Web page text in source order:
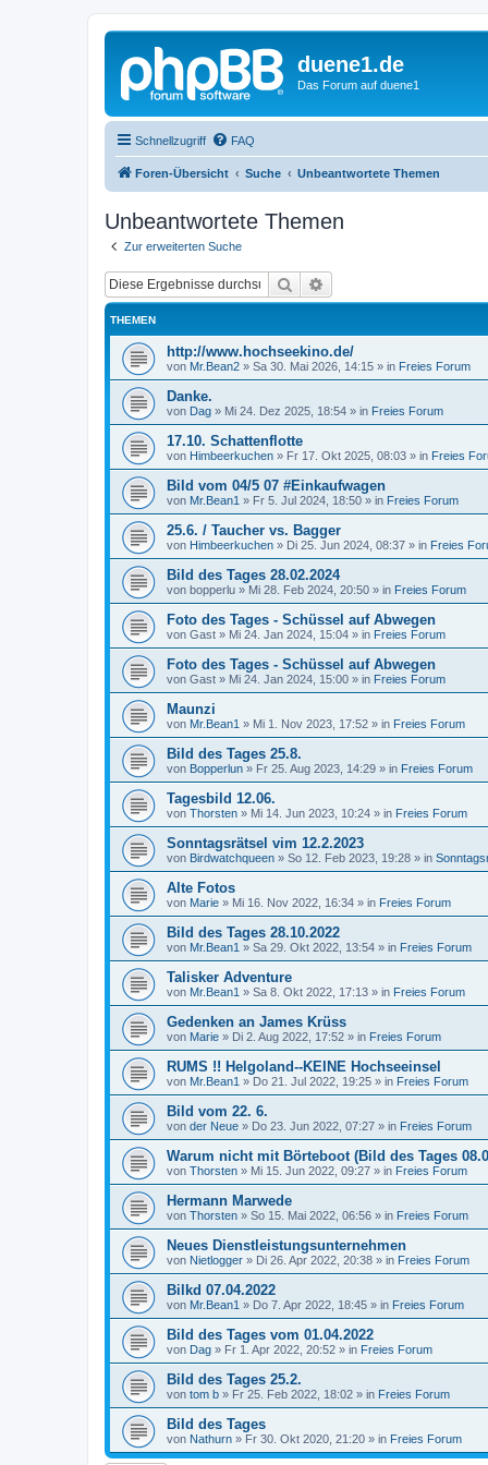
duene1.de
Das Forum auf duene1
Schnellzugriff FAQ
Foren-Übersicht Suche Unbeantwortete Themen
Unbeantwortete Themen
Zur erweiterten Suche
Suche
THEMEN
http://www.hochseekino.de/
von Mr.Bean2 » Sa 30. Mai 2026, 14:15 » in Freies Forum
Danke.
von Dag » Mi 24. Dez 2025, 18:54 » in Freies Forum
17.10. Schattenflotte
von Himbeerkuchen » Fr 17. Okt 2025, 08:03 » in Freies
Bild vom 04/5 07 #Einkaufwagen
von Mr.Bean1 » Fr 5. Jul 2024, 18:50 » in Freies Forum
25.6. / Taucher vs. Bagger
von Himbeerkuchen » Di 25. Jun 2024, 08:37 » in Freies
Bild des Tages 28.02.2024
von bopperlu » Mi 28. Feb 2024, 20:50 » in Freies Forum
Foto des Tages - Schüssel auf Abwegen
von Gast » Mi 24. Jan 2024, 15:04 » in Freies Forum
Foto des Tages - Schüssel auf Abwegen
von Gast » Mi 24. Jan 2024, 15:00 » in Freies Forum
Maunzi
von Mr.Bean1 » Mi 1. Nov 2023, 17:52 » in Freies Forum
Bild des Tages 25.8.
von Bopperlun » Fr 25. Aug 2023, 14:29 » in Freies Forum
Tagesbild 12.06.
von Thorsten » Mi 14. Jun 2023, 10:24 » in Freies Forum
Sonntagsrätsel vim 12.2.2023
von Birdwatchqueen » So 12. Feb 2023, 19:28 » in
Alte Fotos
von Marie » Mi 16. Nov 2022, 16:34 » in Freies Forum
Bild des Tages 28.10.2022
von Mr.Bean1 » Sa 29. Okt 2022, 13:54 » in Freies Forum
Talisker Adventure
von Mr.Bean1 » Sa 8. Okt 2022, 17:13 » in Freies Forum
Gedenken an James Krüss
von Marie » Di 2. Aug 2022, 17:52 » in Freies Forum
RUMS !! Helgoland--KEINE Hochseeinsel
von Mr.Bean1 » Do 21. Jul 2022, 19:25 » in Freies Forum
Bild vom 22. 6.
von der Neue » Do 23. Jun 2022, 07:27 » in Freies Forum
Warum nicht mit Börteboot (Bild des Tages
von Thorsten » Mi 15. Jun 2022, 09:27 » in Freies Forum
Hermann Marwede
von Thorsten » So 15. Mai 2022, 06:56 » in Freies Forum
Neues Dienstleistungsunternehmen
von Nietlogger » Di 26. Apr 2022, 20:38 » in Freies Forum
Bilkd 07.04.2022
von Mr.Bean1 » Do 7. Apr 2022, 18:45 » in Freies Forum
Bild des Tages vom 01.04.2022
von Dag » Fr 1. Apr 2022, 20:52 » in Freies Forum
Bild des Tages 25.2.
von tom b » Fr 25. Feb 2022, 18:02 » in Freies Forum
Bild des Tages
von Nathurn » Fr 30. Okt 2020, 21:20 » in Freies Forum